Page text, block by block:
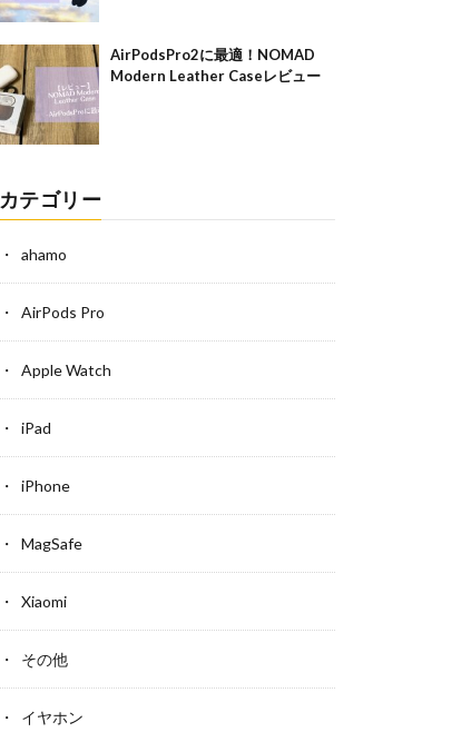
AirPodsPro2に最適！NOMAD
Modern Leather Caseレビュー
カテゴリー
ahamo
AirPods Pro
Apple Watch
iPad
iPhone
MagSafe
Xiaomi
その他
イヤホン